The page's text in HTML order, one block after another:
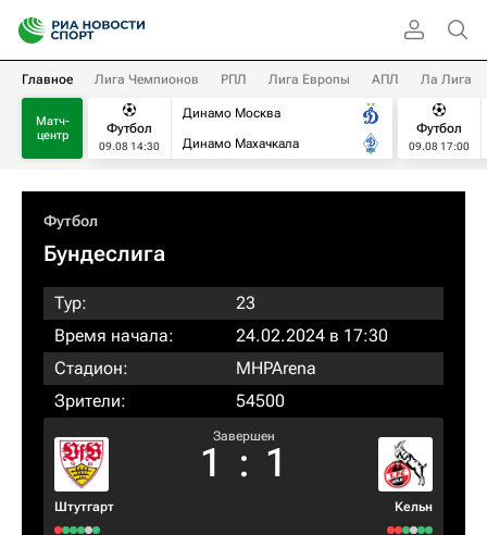
Главное Лига Чемпионов РПЛ Лига Европы АПЛ Ла Лига
Матч-
центр
Футбол
09.08 14:30
Динамо Москва
Динамо Махачкала
Футбол
09.08 17:00
Футбол
Бундеслига
Тур:
23
Время начала:
24.02.2024 в 17:30
Стадион:
MHPArena
Зрители:
54500
Штутгарт
Завершен
1 : 1
Кельн